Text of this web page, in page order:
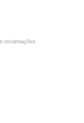
reclamações